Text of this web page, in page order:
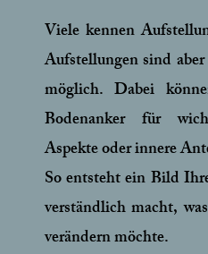
Viele kennen
Aufstellungen sind
möglich.Dabei
Bodenanker für
Aspekte oder innere
So entsteht ein Bild
verständlich macht,
verändern möchte.